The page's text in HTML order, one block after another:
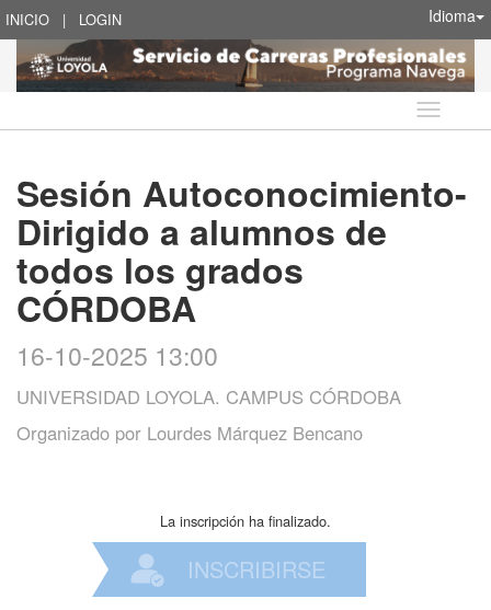
INICIO | LOGIN Idioma
Idioma
Sesión Autoconocimiento-
Dirigido a alumnos de
todos los grados
CÓRDOBA
16-10-2025 13:00
UNIVERSIDAD LOYOLA. CAMPUS CÓRDOBA
Organizado por Lourdes Márquez Bencano
La inscripción ha finalizado.
INSCRIBIRSE